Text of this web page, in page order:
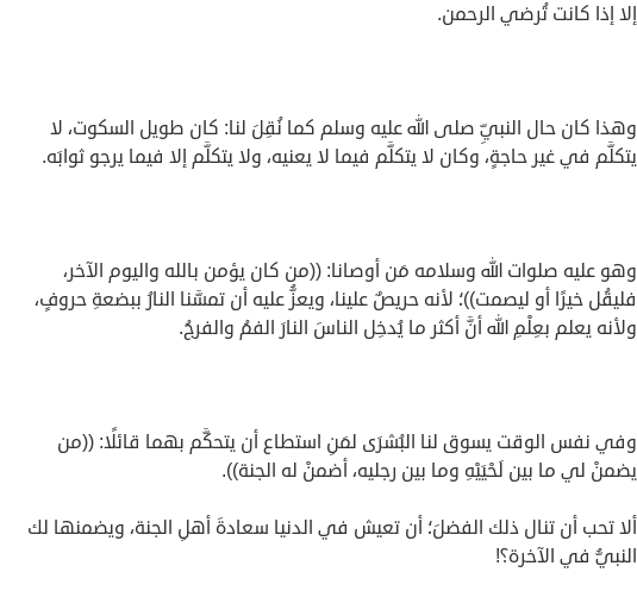
إلا إذا كانت تُرضي الرحمن.
وهذا كان حال النبيِّ صلى الله عليه وسلم كما نُقِلَ لنا: كان طويل السكوت، لا
يتكلَّم في غير حاجةٍ، وكان لا يتكلَّم فيما لا يعنيه، ولا يتكلَّم إلا فيما يرجو ثوابَه.
وهو عليه صلوات الله وسلامه مَن أوصانا: ((من كان يؤمن بالله واليوم الآخر،
فليقُل خيرًا أو ليصمت))؛ لأنه حريصٌ علينا، ويعزُّ عليه أن تمسَّنا النارُ ببضعةِ حروفٍ،
ولأنه يعلم بعِلْمِ الله أنَّ أكثر ما يُدخِل الناسَ النارَ الفمُ والفرجُ.
وفي نفس الوقت يسوق لنا البُشرَى لمَنِ استطاع أن يتحكَّم بهما قائلًا: ((من
يضمنْ لي ما بين لَحْيَيْهِ وما بين رجليه، أضمنْ له الجنة)).
ألا تحب أن تنال ذلك الفضلَ؛ أن تعيش في الدنيا سعادةَ أهلِ الجنة، ويضمنها لك
النبيُّ في الآخرة؟!